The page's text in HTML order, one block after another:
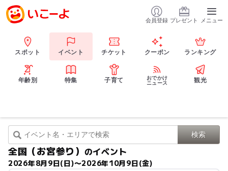
会員登録 プレゼント メニュー
スポット イベント チケット クーポン ランキング
年齢別 特集 子育て
おでかけ
ニュース
観光
全国（お宮参り） のイベント
2026年8月9日(日)〜2026年10月9日(金)